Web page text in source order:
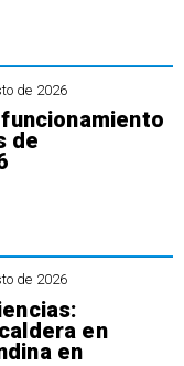
de 2026
de
de 2026
en
en